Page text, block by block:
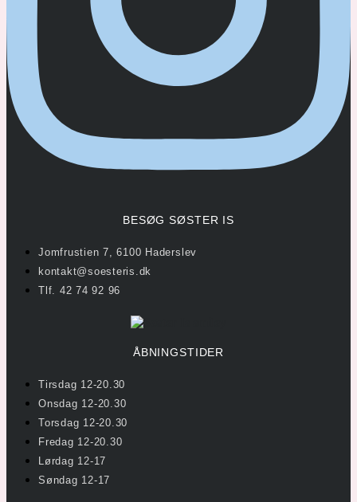
BESØG SØSTER IS
Jomfrustien 7, 6100 Haderslev
kontakt@soesteris.dk
Tlf. 42 74 92 96
ÅBNINGSTIDER
Tirsdag 12-20.30
Onsdag 12-20.30
Torsdag 12-20.30
Fredag 12-20.30
Lørdag 12-17
Søndag 12-17